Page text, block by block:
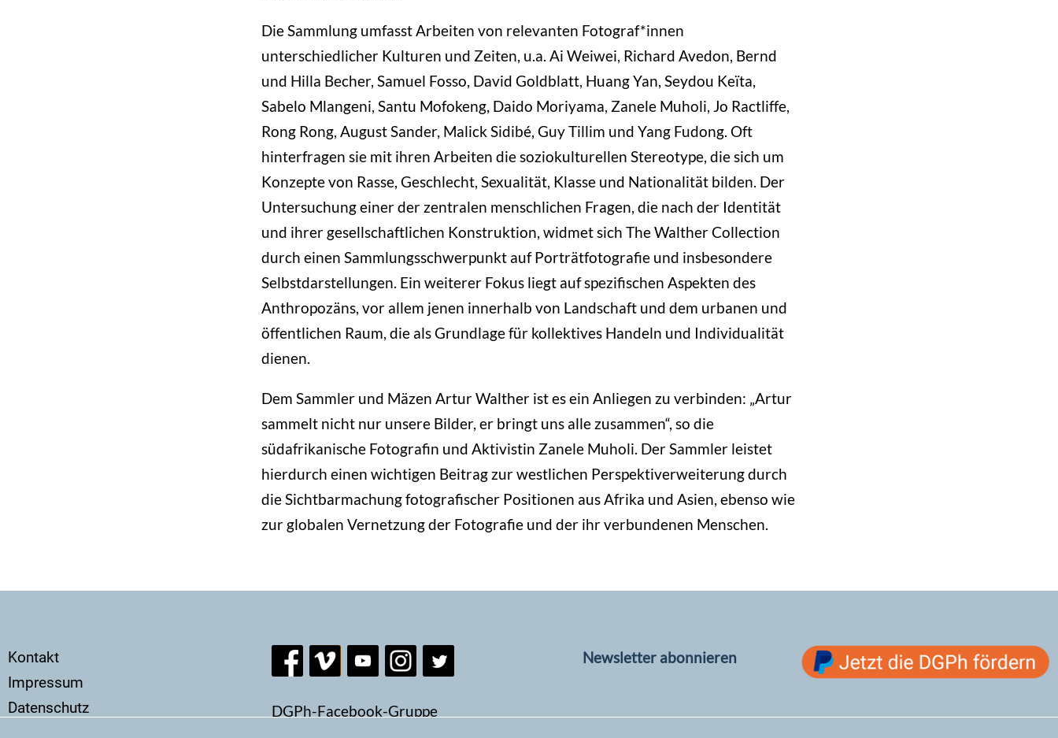
Die Sammlung umfasst Arbeiten von relevanten Fotograf*innen
unterschiedlicher Kulturen und Zeiten, u.a. Ai Weiwei, Richard Avedon, Bernd
und Hilla Becher, Samuel Fosso, David Goldblatt, Huang Yan, Seydou Keïta,
Sabelo Mlangeni, Santu Mofokeng, Daido Moriyama, Zanele Muholi, Jo Ractliffe,
Rong Rong, August Sander, Malick Sidibé, Guy Tillim und Yang Fudong. Oft
hinterfragen sie mit ihren Arbeiten die soziokulturellen Stereotype, die sich um
Konzepte von Rasse, Geschlecht, Sexualität, Klasse und Nationalität bilden. Der
Untersuchung einer der zentralen menschlichen Fragen, die nach der Identität
und ihrer gesellschaftlichen Konstruktion, widmet sich The Walther Collection
durch einen Sammlungsschwerpunkt auf Porträtfotografie und insbesondere
Selbstdarstellungen. Ein weiterer Fokus liegt auf spezifischen Aspekten des
Anthropozäns, vor allem jenen innerhalb von Landschaft und dem urbanen und
öffentlichen Raum, die als Grundlage für kollektives Handeln und Individualität
dienen.
Dem Sammler und Mäzen Artur Walther ist es ein Anliegen zu verbinden: „Artur
sammelt nicht nur unsere Bilder, er bringt uns alle zusammen“, so die
südafrikanische Fotografin und Aktivistin Zanele Muholi. Der Sammler leistet
hierdurch einen wichtigen Beitrag zur westlichen Perspektiverweiterung durch
die Sichtbarmachung fotografischer Positionen aus Afrika und Asien, ebenso wie
zur globalen Vernetzung der Fotografie und der ihr verbundenen Menschen.
Secondary
menu
Kontakt
Impressum
Datenschutz
DGPh-Facebook-Gruppe
Newsletter abonnieren